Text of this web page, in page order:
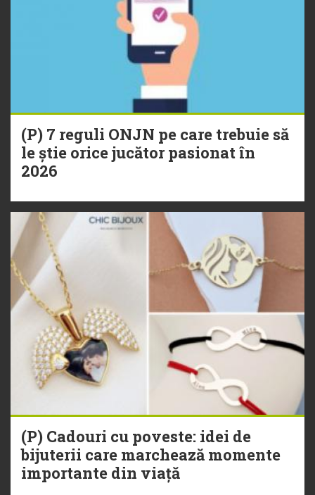
(P) 7 reguli ONJN pe care trebuie să
le știe orice jucător pasionat în
2026
(P) Cadouri cu poveste: idei de
bijuterii care marchează momente
importante din viață